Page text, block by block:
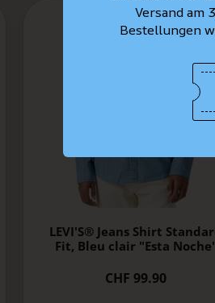
LEVI'S® Jeans Shirt
Fit, Bleu clair "Esta
CHF 99.90
Versand am
Bestellungen